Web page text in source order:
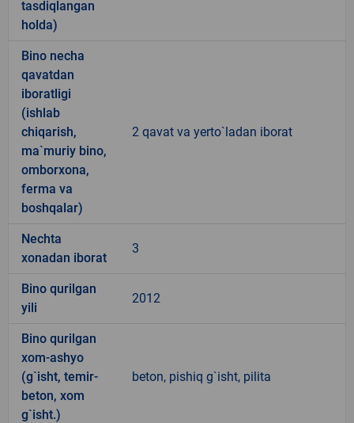
tasdiqlangan
holda)
Bino necha
qavatdan
iboratligi
(ishlab
chiqarish,
ma`muriy bino,
omborxona,
ferma va
boshqalar)
2 qavat va yerto`ladan iborat
Nechta
xonadan iborat
3
Bino qurilgan
yili
2012
Bino qurilgan
xom-ashyo
(g`isht, temir-
beton, xom
g`isht.)
beton, pishiq g`isht, pilita